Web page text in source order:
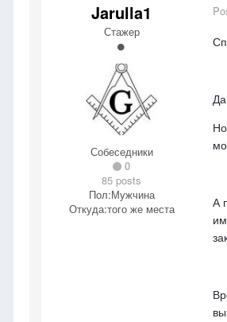
Jarulla1
Стажер
Собеседники
0
85 posts
Пол:Мужчина
Откуда:того же места
А